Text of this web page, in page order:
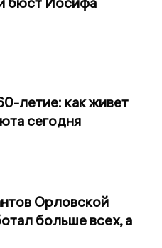
летие: как живет
сегодня
Орловской
больше всех, а